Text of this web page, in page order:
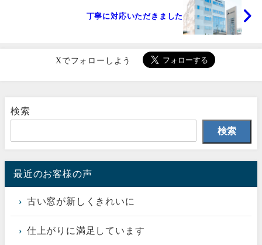
丁寧に対応いただきました
Xでフォローしよう
検索
検索
最近のお客様の声
古い窓が新しくきれいに
仕上がりに満足しています